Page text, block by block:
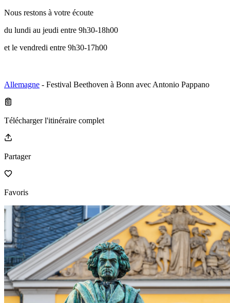
Nous restons à votre écoute
du lundi au jeudi entre 9h30-18h00
et le vendredi entre 9h30-17h00
Allemagne - Festival Beethoven à Bonn avec Antonio Pappano
Télécharger l'itinéraire complet
Partager
Favoris